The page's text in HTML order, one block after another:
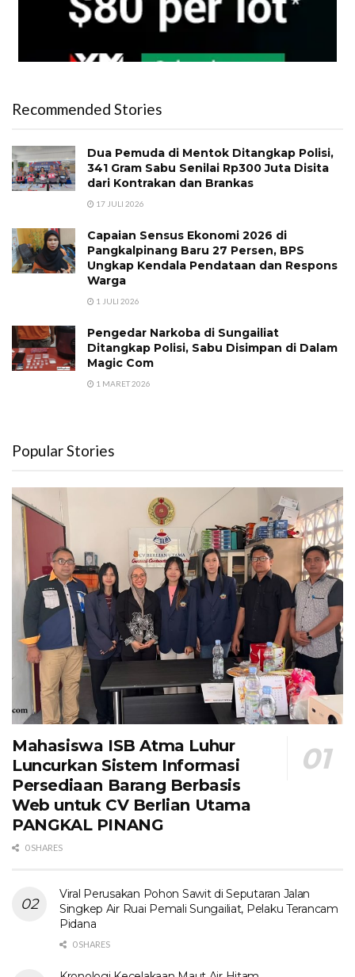
Recommended Stories
Dua Pemuda di Mentok Ditangkap Polisi,
341 Gram Sabu Senilai Rp300 Juta Disita
dari Kontrakan dan Brankas
17 JULI 2026
Capaian Sensus Ekonomi 2026 di
Pangkalpinang Baru 27 Persen, BPS
Ungkap Kendala Pendataan dan Respons
Warga
1 JULI 2026
Pengedar Narkoba di Sungailiat
Ditangkap Polisi, Sabu Disimpan di Dalam
Magic Com
1 MARET 2026
Popular Stories
Mahasiswa ISB Atma Luhur
Luncurkan Sistem Informasi
Persediaan Barang Berbasis
Web untuk CV Berlian Utama​
PANGKAL PINANG
0 SHARES
Viral Perusakan Pohon Sawit di Seputaran Jalan
Singkep Air Ruai Pemali Sungailiat, Pelaku Terancam
Pidana
0 SHARES